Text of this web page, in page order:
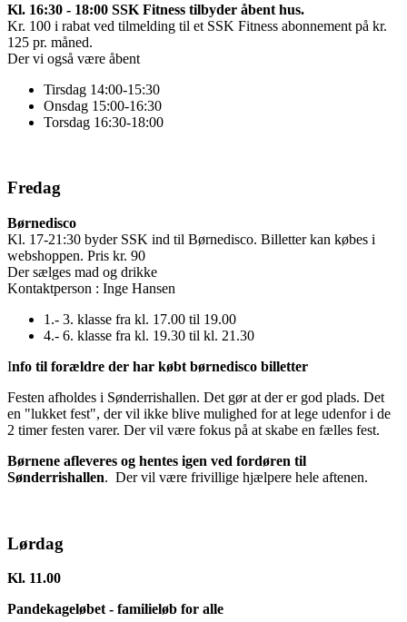
Kl. 16:30 - 18:00 SSK Fitness tilbyder åbent hus.
Kr. 100 i rabat ved tilmelding til et SSK Fitness abonnement på kr.
125 pr. måned.
Der vi også være åbent
Tirsdag 14:00-15:30
Onsdag 15:00-16:30
Torsdag 16:30-18:00
Fredag
Børnedisco
Kl. 17-21:30 byder SSK ind til Børnedisco. Billetter kan købes i
webshoppen. Pris kr. 90
Der sælges mad og drikke
Kontaktperson : Inge Hansen
1.- 3. klasse fra kl. 17.00 til 19.00
4.- 6. klasse fra kl. 19.30 til kl. 21.30
Info til forældre der har købt børnedisco billetter
Festen afholdes i Sønderrishallen. Det gør at der er god plads. Det
en "lukket fest", der vil ikke blive mulighed for at lege udenfor i de
2 timer festen varer. Der vil være fokus på at skabe en fælles fest.
Børnene afleveres og hentes igen ved fordøren til
Sønderrishallen. Der vil være frivillige hjælpere hele aftenen.
Lørdag
Kl. 11.00
Pandekageløbet - familieløb for alle